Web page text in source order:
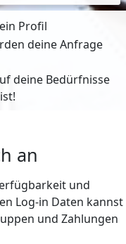
Profil
deine Anfrage
deine Bedürfnisse
an
und
Log-in Daten kannst
und Zahlungen